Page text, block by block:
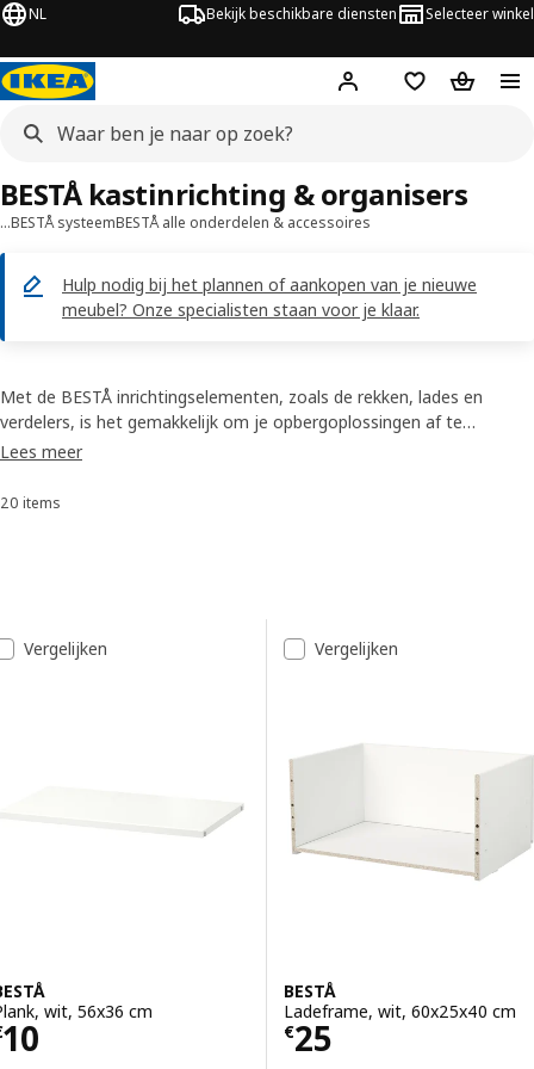
NL Bekijk beschikbare diensten Selecteer winkel
Hej! Log inVerlanglijstje
…BESTÅ systeemBESTÅ alle onderdelen & accessoires​
Hulp nodig bij het plannen of aankopen van je nieuwe
meubel? Onze specialisten staan voor je klaar.
BESTÅ kastinrichting & organisers​
Met de BESTÅ inrichtingselementen, zoals de rekken, lades en
verdelers, is het gemakkelijk om je opbergoplossingen af te
stemmen op jouw behoeftes. Zo blijft alles netjes en gemakkelijk te
grote serveerschalen.
Lees meer
Sorteren en filteren
20 items
Resultatenlijst
Vergelijken
wit, 56x36 cm
10 € 10
Vergelijken
BESTÅ
Ladeframe, wit, 60x25x40 cm
€25
Prijs € 25